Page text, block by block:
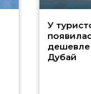
У
дешевле
Дубай